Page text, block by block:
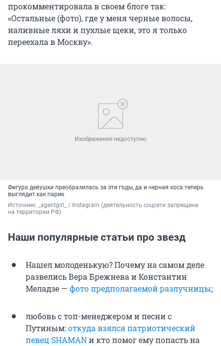
прокомментировала в своем блоге так:
«Остальные (фото), где у меня черные волосы,
наливные ляхи и пухлые щеки, это я только
переехала в Москву».
Фигура девушки преобразилась за эти годы, да и черная коса теперь
выглядит как парик
Источник:
_agentgirl_ / Instagram (деятельность соцсети запрещена
на территории РФ)
Наши популярные статьи про звезд
Нашел молоденькую? Почему на самом деле
развелись Вера Брежнева и Константин
Меладзе — фото предполагаемой разлучницы;
любовь с топ-менеджером и песни с
Путиным:откуда взялся патриотический
певец SHAMANи кто помог ему попасть на